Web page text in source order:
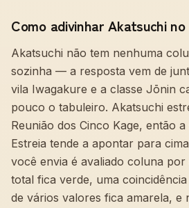
Como adivinhar Akatsuchi
Akatsuchi não tem nenhuma
sozinha — a resposta vem de
vila Iwagakure e a classe Jōnin
pouco o tabuleiro. Akatsuchi
Reunião dos Cinco Kage, então
Estreia tende a apontar para
você envia é avaliado coluna
total fica verde, uma
de vários valores fica amarela, e